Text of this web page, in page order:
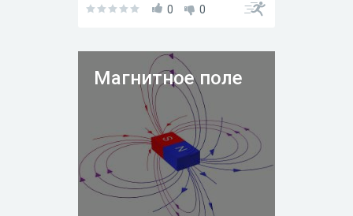
0 0
Магнитное поле